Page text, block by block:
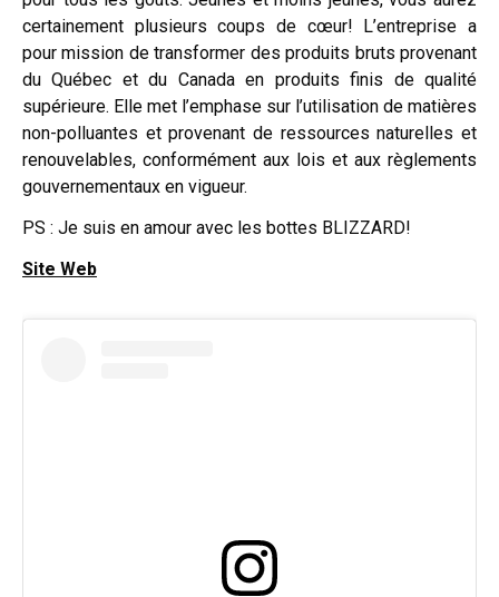
certainement plusieurs coups de cœur! L’entreprise a
pour mission de transformer des produits bruts provenant
du Québec et du Canada en produits finis de qualité
supérieure. Elle met l’emphase sur l’utilisation de matières
non-polluantes et provenant de ressources naturelles et
renouvelables, conformément aux lois et aux règlements
gouvernementaux en vigueur.
PS : Je suis en amour avec les bottes BLIZZARD!
Site Web